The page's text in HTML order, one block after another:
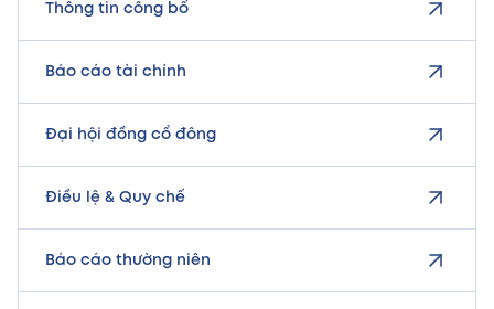
Thông tin công bố
Báo cáo tài chính
Đại hội đồng cổ đông
Điều lệ & Quy chế
Báo cáo thường niên